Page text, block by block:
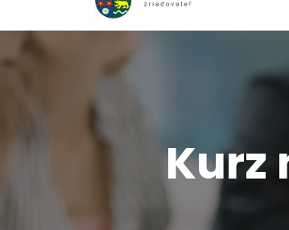
Kurz